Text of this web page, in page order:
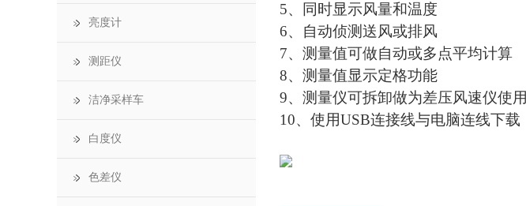
5、同时显示风量和温度
6、自动侦测送风或排风
7、测量值可做自动或多点平均计算
8、测量值显示定格功能
9、测量仪可拆卸做为差压风速仪使用
10、使用USB连接线与电脑连线下载
亮度计
测距仪
洁净采样车
白度仪
色差仪